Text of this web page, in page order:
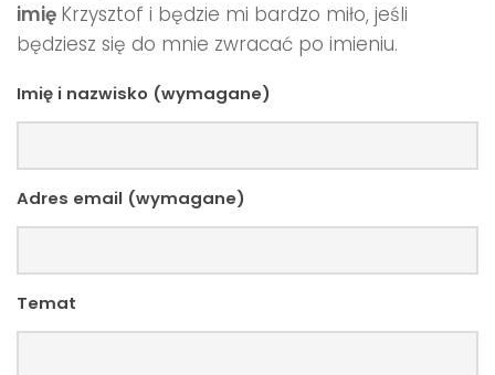
imię Krzysztof i będzie mi bardzo miło, jeśli
będziesz się do mnie zwracać po imieniu.
Imię i nazwisko (wymagane)
Adres email (wymagane)
Temat